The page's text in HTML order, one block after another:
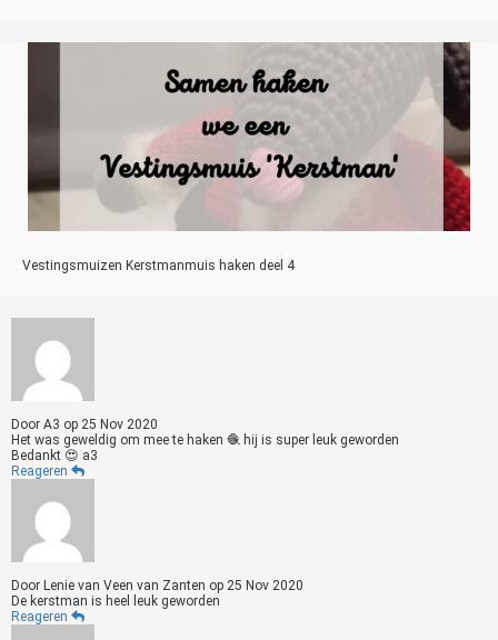
Vestingsmuizen Kerstmanmuis haken deel 4
Door A3 op 25 Nov 2020
Het was geweldig om mee te haken 🧶 hij is super leuk geworden
Bedankt 😍 a3
Reageren
Door Lenie van Veen van Zanten op 25 Nov 2020
De kerstman is heel leuk geworden
Reageren